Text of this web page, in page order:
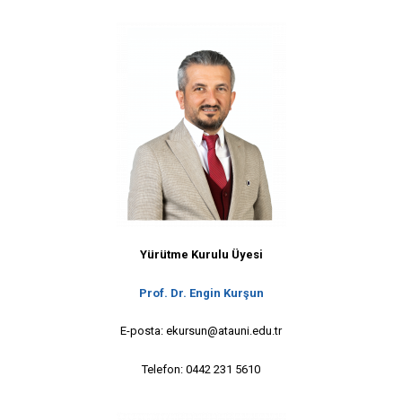
Yürütme Kurulu Üyesi
Prof. Dr. Engin Kurşun
E-posta: ekursun@atauni.edu.tr
Telefon: 0442 231 5610